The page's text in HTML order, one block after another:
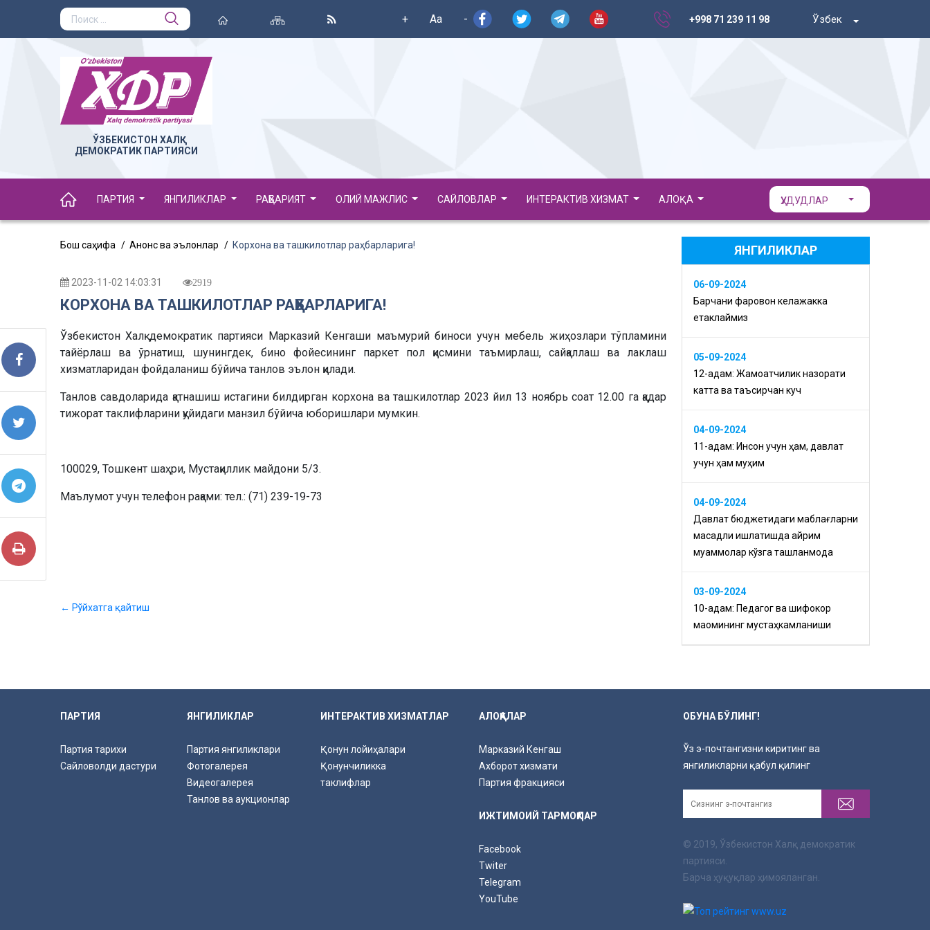
+ Aa - +998 71 239 11 98 Ўзбек
ЎЗБЕКИСТОН ХАЛҚ
ДЕМОКРАТИК ПАРТИЯСИ
ПАРТИЯ ЯНГИЛИКЛАР РАҲБАРИЯТ ОЛИЙ МАЖЛИС САЙЛОВЛАР ИНТЕРАКТИВ ХИЗМАТ АЛОҚА ҲУДУДЛАР
Бош саҳифа Анонс ва эълонлар Корхона ва ташкилотлар раҳбарларига!
2023-11-02 14:03:31 2919
КОРХОНА ВА ТАШКИЛОТЛАР РАҲБАРЛАРИГА!
Ўзбекистон Халқ демократик партияси Марказий Кенгаши маъмурий биноси учун мебель жиҳозлари тўпламини
тайёрлаш ва ўрнатиш, шунингдек, бино фойесининг паркет пол қисмини таъмирлаш, сайқаллаш ва лаклаш
хизматларидан фойдаланиш бўйича танлов эълон қилади.
Танлов савдоларида қатнашиш истагини билдирган корхона ва ташкилотлар 2023 йил 13 ноябрь соат 12.00 га қадар
тижорат таклифларини қуйидаги манзил бўйича юборишлари мумкин.
100029, Тошкент шаҳри, Мустақиллик майдони 5/3.
Маълумот учун телефон рақами: тел.: (71) 239-19-73
← Рўйхатга қайтиш
ЯНГИЛИКЛАР
06-09-2024
Барчани фаровон келажакка
етаклаймиз
05-09-2024
12-қадам: Жамоатчилик назорати
катта ва таъсирчан куч
04-09-2024
11-қадам: Инсон учун ҳам, давлат
учун ҳам муҳим
04-09-2024
Давлат бюджетидаги маблағларни
мақсадли ишлатишда айрим
муаммолар кўзга ташланмоқда
03-09-2024
10-қадам: Педагог ва шифокор
мақомининг мустаҳкамланиши
ПАРТИЯ
Партия тарихи
Сайловолди дастури
ЯНГИЛИКЛАР
Партия янгиликлари
Фотогалерея
Видеогалерея
Танлов ва аукционлар
ИНТЕРАКТИВ ХИЗМАТЛАР
Қонун лойиҳалари
Қонунчиликка
таклифлар
АЛОҚАЛАР
Марказий Кенгаш
Ахборот хизмати
Партия фракцияси
ИЖТИМОИЙ ТАРМОҚЛАР
Facebook
Twiter
Telegram
YouTube
ОБУНА БЎЛИНГ!
Ўз э-почтангизни киритинг ва
янгиликларни қабул қилинг
© 2019, Ўзбекистон Халқ демократик
партияси.
Барча ҳуқуқлар ҳимояланган.